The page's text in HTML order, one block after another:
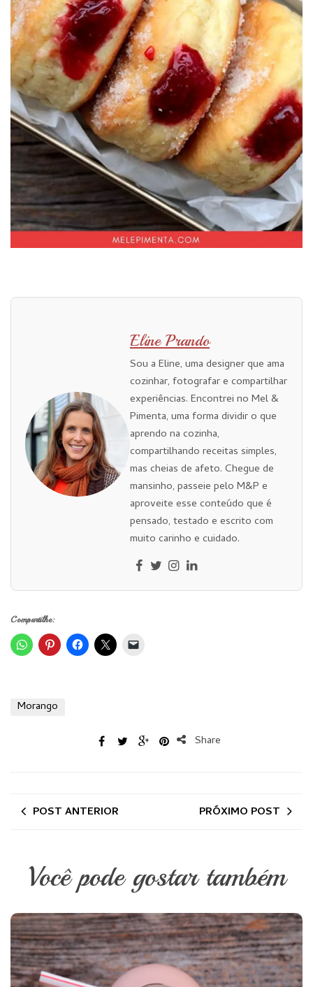
Eline Prando
Sou a Eline, uma designer que ama
cozinhar, fotografar e compartilhar
experiências. Encontrei no Mel &
Pimenta, uma forma dividir o que
aprendo na cozinha,
compartilhando receitas simples,
mas cheias de afeto. Chegue de
mansinho, passeie pelo M&P e
aproveite esse conteúdo que é
pensado, testado e escrito com
muito carinho e cuidado.
Compartilhe:
Morango
Share
POST ANTERIOR PRÓXIMO POST
Você pode gostar também